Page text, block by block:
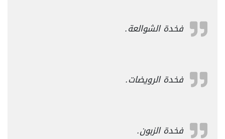
فخدة الشوالعة.
فخدة الرويضات.
فخدة الزبون.